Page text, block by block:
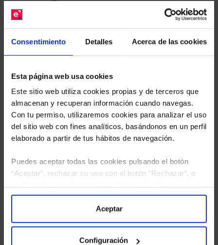
Consentimiento Detalles Acerca de las cookies
Esta página web usa cookies
Este sitio web utiliza cookies propias y de terceros que
almacenan y recuperan información cuando navegas.
Con tu permiso, utilizaremos cookies para analizar el uso
del sitio web con fines analíticos, basándonos en un perfil
elaborado a partir de tus hábitos de navegación.
Puedes aceptar todas las cookies pulsando el botón
“Aceptar”, rechazar su uso con el botón “Rechazar”, o
“Configuración”. Consulta nuestraPolítica
para más información.
Aceptar
Configuración
gratuito de su cartera.
sus Fondos y nuestros expertos le enviarán un
estudio gratuito de sus alternativas de Clases
la política de privacidad
y consiento el